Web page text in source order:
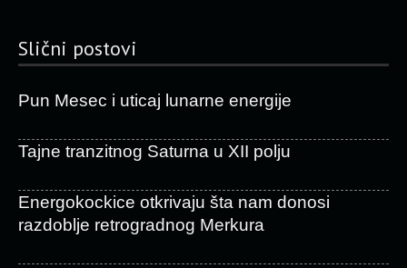
Slični postovi
Pun Mesec i uticaj lunarne energije
Tajne tranzitnog Saturna u XII polju
Energokockice otkrivaju šta nam donosi
razdoblje retrogradnog Merkura